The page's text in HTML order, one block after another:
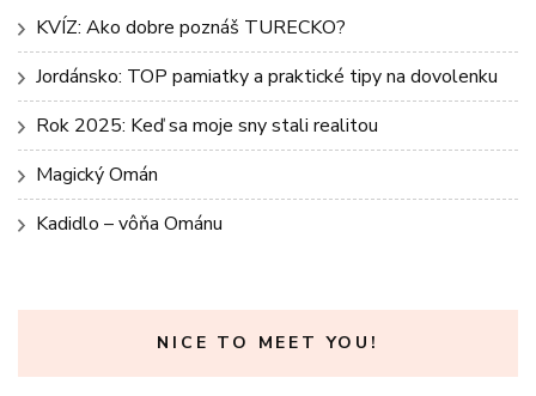
KVÍZ: Ako dobre poznáš TURECKO?
Jordánsko: TOP pamiatky a praktické tipy na dovolenku
Rok 2025: Keď sa moje sny stali realitou
Magický Omán
Kadidlo – vôňa Ománu
NICE TO MEET YOU!